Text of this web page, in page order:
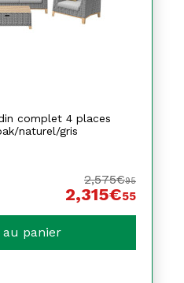
complet 4 places
naturel/gris
2,575€95
2,315€55
panier